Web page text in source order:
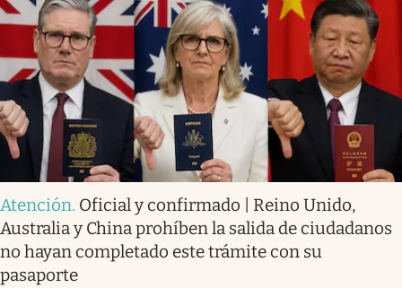
Atención. Oficial y confirmado | Reino Unido,
Australia y China prohíben la salida de ciudadanos
no hayan completado este trámite con su
pasaporte